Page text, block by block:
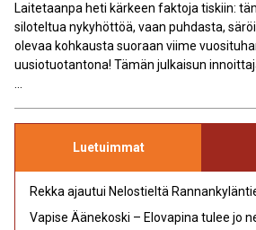
Laitetaanpa heti kärkeen faktoja tiskiin:
siloteltua nykyhöttöä, vaan puhdasta,
olevaa kohkausta suoraan viime
uusiotuotantona! Tämän julkaisun
Luetuimmat
Rekka ajautui Nelostieltä
Vapise Äänekoski – Elovapina tulee jo